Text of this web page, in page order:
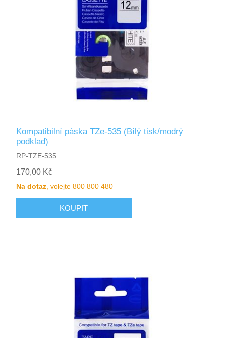
Kompatibilní páska TZe-535 (Bílý tisk/modrý
podklad)
RP-TZE-535
170,00 Kč
Na dotaz , volejte 800 800 480